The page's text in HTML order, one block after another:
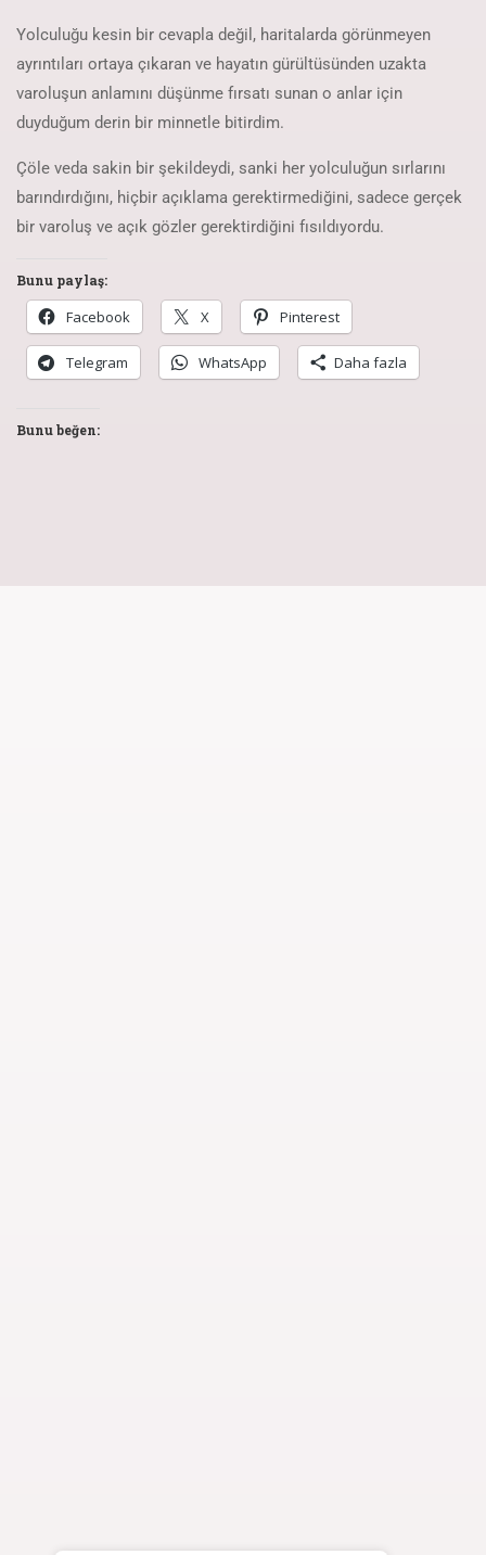
Yolculuğu kesin bir cevapla değil, haritalarda görünmeyen
ayrıntıları ortaya çıkaran ve hayatın gürültüsünden uzakta
varoluşun anlamını düşünme fırsatı sunan o anlar için
duyduğum derin bir minnetle bitirdim.
Çöle veda sakin bir şekildeydi, sanki her yolculuğun sırlarını
barındırdığını, hiçbir açıklama gerektirmediğini, sadece gerçek
bir varoluş ve açık gözler gerektirdiğini fısıldıyordu.
Bunu paylaş:
Facebook X Pinterest
Telegram WhatsApp Daha fazla
Bunu beğen: